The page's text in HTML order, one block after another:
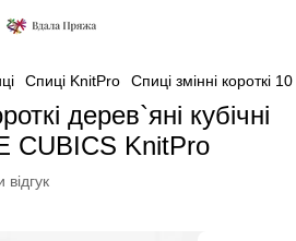
Спиці KnitPro Спиці змінні короткі
дерев`яні кубічні
CUBICS KnitPro